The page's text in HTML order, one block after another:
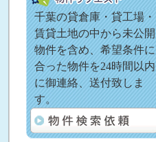
千葉の貸倉庫・貸工場・
賃貸土地の中から未公開
物件を含め、希望条件に
合った物件を24時間以内
に御連絡、送付致しま
す。